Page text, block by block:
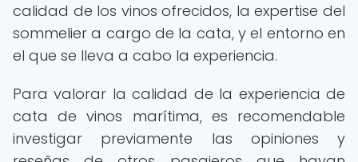
calidad de los vinos ofrecidos, la expertise del
sommelier a cargo de la cata, y el entorno en
el que se lleva a cabo la experiencia.
Para valorar la calidad de la experiencia de
cata de vinos marítima, es recomendable
investigar previamente las opiniones y